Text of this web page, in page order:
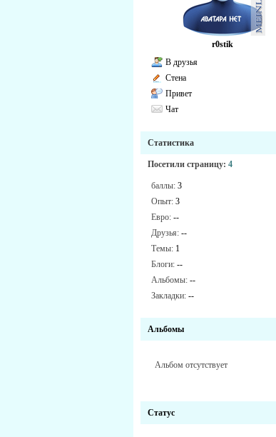
r0stik
В друзья
Стена
Привет
Чат
Статистика
Посетили страницу: 4
баллы: 3
Опыт: 3
Евро: --
Друзья: --
Темы: 1
Блоги: --
Альбомы: --
Закладки: --
Альбомы
Альбом отсутствует
Статус